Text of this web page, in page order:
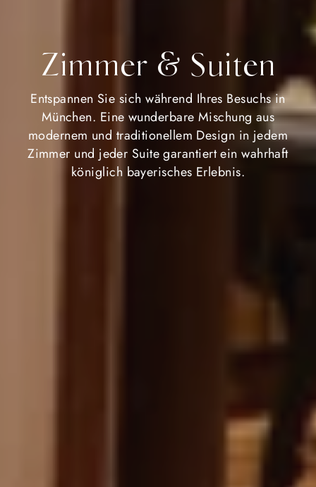
Zimmer & Suiten
Entspannen Sie sich während Ihres Besuchs in
München. Eine wunderbare Mischung aus
modernem und traditionellem Design in jedem
Zimmer und jeder Suite garantiert ein wahrhaft
königlich bayerisches Erlebnis.